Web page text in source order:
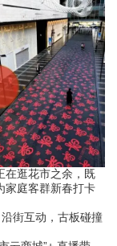
逛花市之余，既
家庭客群新春打卡
街互动，古板碰撞